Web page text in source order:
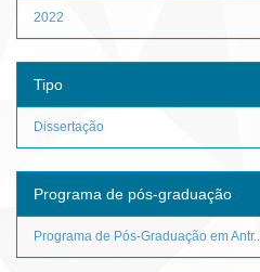
2022
Tipo
Dissertação
Programa de pós-graduação
Programa de Pós-Graduação em Antr...